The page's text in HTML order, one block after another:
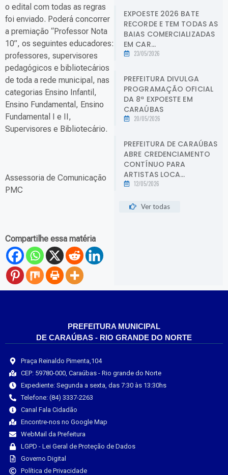
o edital com todas as regras
foi enviado. Poderá concorrer
a premiação “Professor Nota
10”, os seguintes educadores:
professores, supervisores
pedagógicos e bibliotecários
de toda a rede municipal, nas
categorias Ensino Infantil,
Ensino Fundamental, Ensino
Fundamental I e II,
Supervisores e Bibliotecário.
Assessoria de Comunicação
PMC
Compartilhe essa matéria
EXPOESTE 2026 BATE
RECORDE E TEM TODAS AS
BAIAS COMERCIALIZADAS
EM CAR...
23/05/2026
PREFEITURA DIVULGA
PROGRAMAÇÃO OFICIAL
DA 8ª EXPOESTE EM
CARAÚBAS
20/05/2026
PREFEITURA DE CARAÚBAS
ABRE CREDENCIAMENTO
CONTÍNUO PARA
ARTISTAS LOCA...
12/05/2026
Ver todas
PREFEITURA MUNICIPAL
DE CARAÚBAS - RIO GRANDE DO NORTE
Praça Reinaldo Pimenta,104
CEP: 59780-000, Caraúbas - Rio grande do Norte
Expediente: Segunda a sexta, das 7:30 às 13:30hs
Telefone: (84) 3337-2263
Canal Fala Cidadão
Encontre-nos no Google Map
WebMail da Prefeitura
LGPD - Lei Geral de Proteção de Dados
Governo Digital
Política de Privacidade